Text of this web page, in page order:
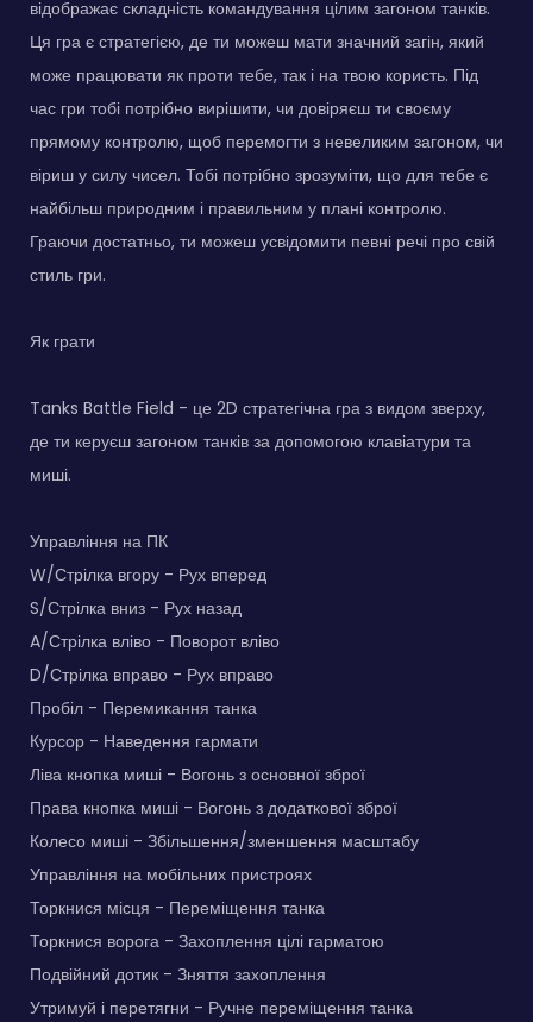
відображає складність командування цілим загоном танків.
Ця гра є стратегією, де ти можеш мати значний загін, який
може працювати як проти тебе, так і на твою користь. Під
час гри тобі потрібно вирішити, чи довіряєш ти своєму
прямому контролю, щоб перемогти з невеликим загоном, чи
віриш у силу чисел. Тобі потрібно зрозуміти, що для тебе є
найбільш природним і правильним у плані контролю.
Граючи достатньо, ти можеш усвідомити певні речі про свій
стиль гри.
Як грати
Tanks Battle Field - це 2D стратегічна гра з видом зверху,
де ти керуєш загоном танків за допомогою клавіатури та
миші.
Управління на ПК
W/Стрілка вгору - Рух вперед
S/Стрілка вниз - Рух назад
A/Стрілка вліво - Поворот вліво
D/Стрілка вправо - Рух вправо
Пробіл - Перемикання танка
Курсор - Наведення гармати
Ліва кнопка миші - Вогонь з основної зброї
Права кнопка миші - Вогонь з додаткової зброї
Колесо миші - Збільшення/зменшення масштабу
Управління на мобільних пристроях
Торкнися місця - Переміщення танка
Торкнися ворога - Захоплення цілі гарматою
Подвійний дотик - Зняття захоплення
Утримуй і перетягни - Ручне переміщення танка